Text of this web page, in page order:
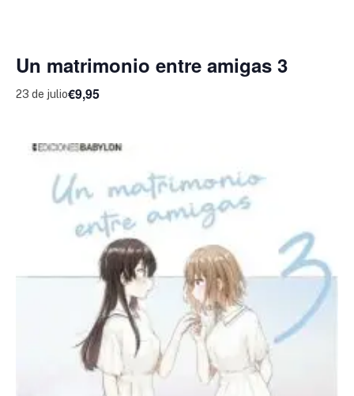
Un matrimonio entre amigas 3
23 de julio€9,95